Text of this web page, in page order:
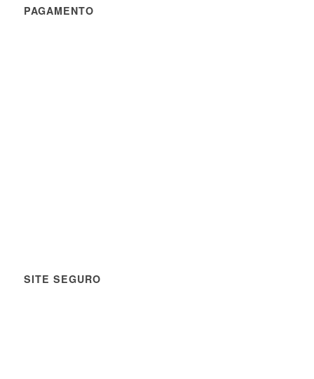
PAGAMENTO
SITE SEGURO